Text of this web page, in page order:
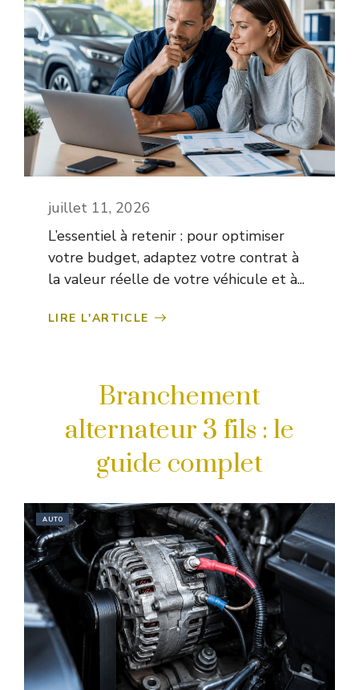
juillet 11, 2026
L’essentiel à retenir : pour optimiser
votre budget, adaptez votre contrat à
la valeur réelle de votre véhicule et à...
LIRE L'ARTICLE
Branchement
alternateur 3 fils : le
guide complet
AUTO